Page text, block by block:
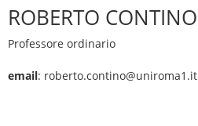
principale
ROBERTO CONTINO
Professore ordinario
email: roberto.contino@uniroma1.it